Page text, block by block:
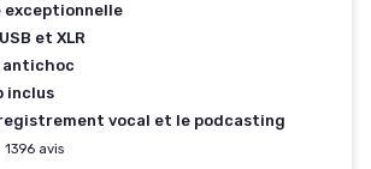
exceptionnelle
et XLR
antichoc
inclus
vocal et le podcasting
1396 avis